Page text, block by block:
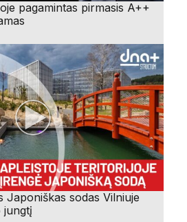
pagamintas pirmasis A++
Japoniškas sodas Vilniuje
jungtį